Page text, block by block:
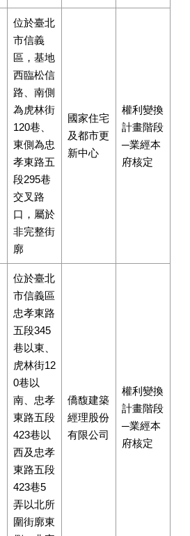
位於臺北
市信義
區，基地
西臨松信
路、南側
為虎林街
120巷、
東側為忠
孝東路五
段295巷
交叉路
口，屬於
非完整街
廓
國家住宅
及都市更
新中心
權利變換
計畫階段
─業經本
府核定
位於臺北
市信義區
忠孝東路
五段345
巷以東、
虎林街12
0巷以
南、忠孝
東路五段
423巷以
西及忠孝
東路五段
423巷5
弄以北所
圍街廓東
僑馥建築
經理股份
有限公司
權利變換
計畫階段
─業經本
府核定